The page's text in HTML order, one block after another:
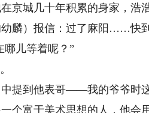
京城几十年积累的身家，浩
幼麟）报信：过了麻阳……
儿等着呢？”
到他表哥——我的爷爷时这
富于美术思想的人，他会